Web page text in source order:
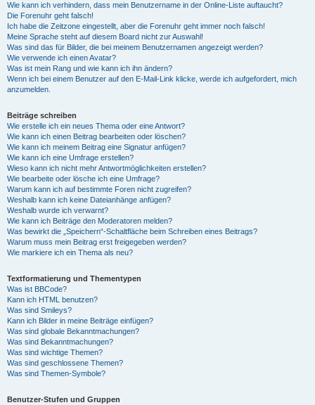
Wie kann ich verhindern, dass mein Benutzername in der Online-Liste auftaucht?
Die Forenuhr geht falsch!
Ich habe die Zeitzone eingestellt, aber die Forenuhr geht immer noch falsch!
Meine Sprache steht auf diesem Board nicht zur Auswahl!
Was sind das für Bilder, die bei meinem Benutzernamen angezeigt werden?
Wie verwende ich einen Avatar?
Was ist mein Rang und wie kann ich ihn ändern?
Wenn ich bei einem Benutzer auf den E-Mail-Link klicke, werde ich aufgefordert, mich
anzumelden.
Beiträge schreiben
Wie erstelle ich ein neues Thema oder eine Antwort?
Wie kann ich einen Beitrag bearbeiten oder löschen?
Wie kann ich meinem Beitrag eine Signatur anfügen?
Wie kann ich eine Umfrage erstellen?
Wieso kann ich nicht mehr Antwortmöglichkeiten erstellen?
Wie bearbeite oder lösche ich eine Umfrage?
Warum kann ich auf bestimmte Foren nicht zugreifen?
Weshalb kann ich keine Dateianhänge anfügen?
Weshalb wurde ich verwarnt?
Wie kann ich Beiträge den Moderatoren melden?
Was bewirkt die „Speichern“-Schaltfläche beim Schreiben eines Beitrags?
Warum muss mein Beitrag erst freigegeben werden?
Wie markiere ich ein Thema als neu?
Textformatierung und Thementypen
Was ist BBCode?
Kann ich HTML benutzen?
Was sind Smileys?
Kann ich Bilder in meine Beiträge einfügen?
Was sind globale Bekanntmachungen?
Was sind Bekanntmachungen?
Was sind wichtige Themen?
Was sind geschlossene Themen?
Was sind Themen-Symbole?
Benutzer-Stufen und Gruppen